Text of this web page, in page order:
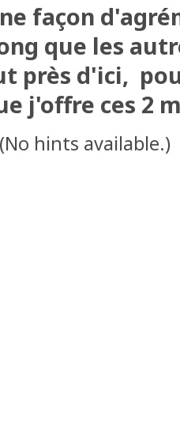
façon
que les
près d'ici,
j'offre ces 2
(No hints available.)